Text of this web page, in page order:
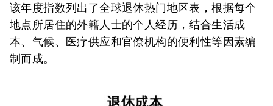
该年度指数列出了全球退休热门地区表，根据每个
地点所居住的外籍人士的个人经历，结合生活成
本、气候、医疗供应和官僚机构的便利性等因素编
制而成。